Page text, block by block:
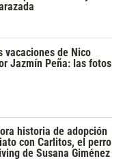
vacaciones de Nico
Jazmín Peña: las fotos
historia de adopción
con Carlitos, el perro
de Susana Giménez